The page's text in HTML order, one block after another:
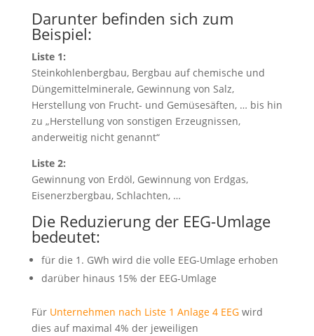
Darunter befinden sich zum
Beispiel:
Liste 1:
Steinkohlenbergbau, Bergbau auf chemische und
Düngemittelminerale, Gewinnung von Salz,
Herstellung von Frucht- und Gemüsesäften, … bis hin
zu „Herstellung von sonstigen Erzeugnissen,
anderweitig nicht genannt“
Liste 2:
Gewinnung von Erdöl, Gewinnung von Erdgas,
Eisenerzbergbau, Schlachten, …
Die Reduzierung der EEG-Umlage
bedeutet:
für die 1. GWh wird die volle EEG-Umlage erhoben
darüber hinaus 15% der EEG-Umlage
Für Unternehmen nach Liste 1 Anlage 4 EEGwird
dies auf maximal 4% der jeweiligen